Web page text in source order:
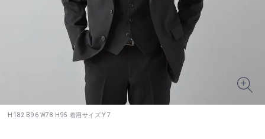
H182 B96 W78 H95 着用サイズ:Y 7